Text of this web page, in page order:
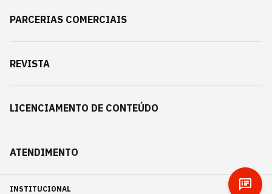
PARCERIAS COMERCIAIS
REVISTA
LICENCIAMENTO DE CONTEÚDO
ATENDIMENTO
INSTITUCIONAL